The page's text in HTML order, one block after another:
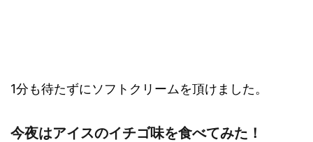
1分も待たずにソフトクリームを頂けました。
今夜はアイスのイチゴ味を食べてみた！